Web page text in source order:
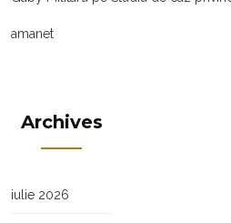
amanet
Archives
iulie 2026